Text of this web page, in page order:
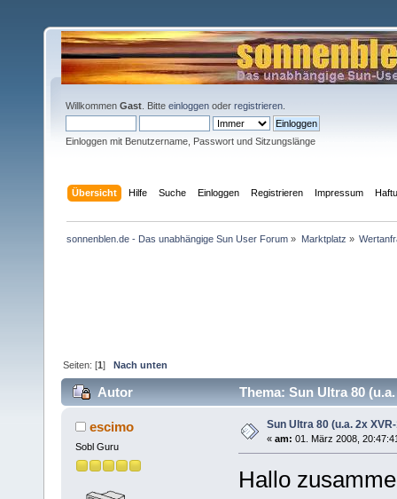
Willkommen Gast . Bitte einloggen oder registrieren
Einloggen mit Benutzername, Passwort und Sitzungslänge
Übersicht Hilfe Suche Einloggen Registrieren Impressum
sonnenblen.de - Das unabhängige Sun User Forum » Marktplatz »
Seiten: [1]Nach unten
Autor Thema: Sun Ultra 80
escimo
Sobl Guru
Sun Ultra 80 (u.a. 2x
« am: 01. März 2008,
Hallo